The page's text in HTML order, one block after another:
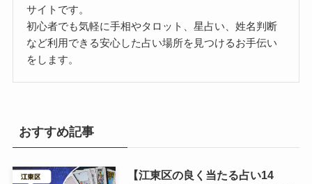
サイトです。
初心者でも気軽に手相やタロット、星占い、姓名判断
など利用できる安心した占い場所を見つけるお手伝い
をします。
おすすめ記事
【江東区の良く当たる占い14